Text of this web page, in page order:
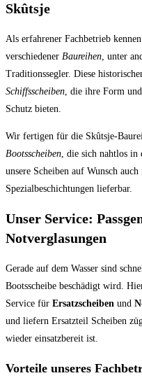
Skûtsje
Als erfahrener Fachbetrieb
verschiedener Baureihen , unter
Traditionssegler. Diese
Schiffsscheiben , die ihre Form
Schutz bieten.
Wir fertigen für die Skûtsje-
Bootsscheiben , die sich nahtlos
unsere Scheiben auf Wunsch
Spezialbeschichtungen lieferbar.
Unser Service:
Notverglasungen
Gerade auf dem Wasser sind
Bootsscheibe beschädigt wird.
Service für Ersatzscheiben und
und liefern Ersatzteil Scheiben
wieder einsatzbereit ist.
Vorteile unseres